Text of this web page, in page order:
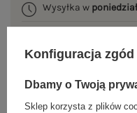
Wysyłka w
Konfiguracja zgód
Dbamy o Twoją
Sklep korzysta z plików